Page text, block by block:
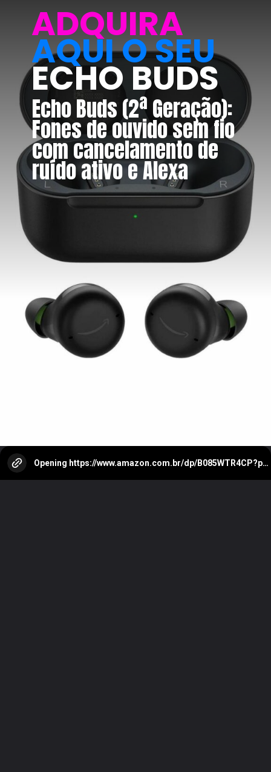
ADQUIRA
AQUI O SEU
ECHO BUDS
Echo Buds (2ª Geração):
Fones de ouvido sem fio
com cancelamento de
ruído ativo e Alexa
Opening https://www.amazon.com.br/dp/B085WTR4CP?pf_rd_m=A3RN7G7QC5MWSZ&linkCode=ll1&tag=metagalaxia-20&linkId=e65bb206f016411720483c59b9eeac3b&ref_=as_li_ss_tl